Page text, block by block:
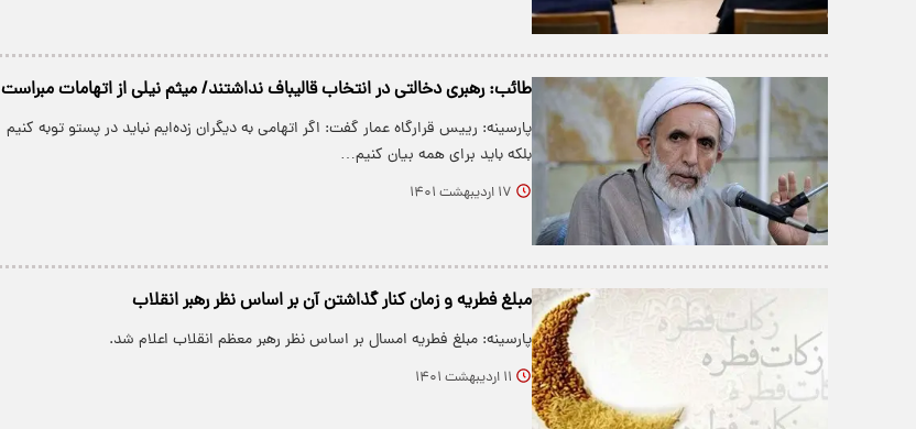
طائب: رهبری دخالتی در انتخاب قالیباف نداشتند/ میثم نیلی از اتهامات مبراست
پارسینه: رییس قرارگاه عمار گفت: اگر اتهامی به دیگران زده‌ایم نباید در پستو توبه کنیم
بلکه باید برای همه بیان کنیم…
۱۷ اردیبهشت ۱۴۰۱
مبلغ فطریه و زمان کنار گذاشتن آن بر اساس نظر رهبر انقلاب
پارسینه: مبلغ فطریه امسال بر اساس نظر رهبر معظم انقلاب اعلام شد.
۱۱ اردیبهشت ۱۴۰۱